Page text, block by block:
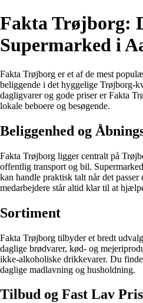
Fakta Trøjborg:
Supermarked i
Fakta Trøjborg er et af de mest
beliggende i det hyggelige Trøjborg-
dagligvarer og gode priser er Fakta
lokale beboere og besøgende.
Beliggenhed og
Fakta Trøjborg ligger centralt på
offentlig transport og bil.
kan handle praktisk talt når det
medarbejdere står altid klar til at
Sortiment
Fakta Trøjborg tilbyder et bredt
daglige brødvarer, kød- og
ikke-alkoholiske drikkevarer. Du
daglige madlavning og husholdning.
Tilbud og Fast Lav Pris